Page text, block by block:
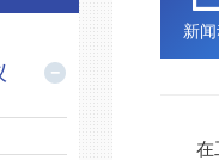
新
在工